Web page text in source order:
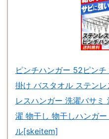
ピンチハンガー 52ピン
掛け バスタオル ステン
レスハンガー 洗濯バサ
濯 物干し 物干しハンガ
ル[skeitem]